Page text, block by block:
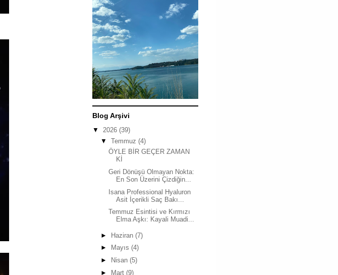
Blog Arşivi
▼ 2026 (39)
▼ Temmuz (4)
ÖYLE BİR GEÇER ZAMAN
Kİ
Geri Dönüşü Olmayan Nokta:
En Son Üzerini Çizdiğin...
Isana Professional Hyaluron
Asit İçerikli Saç Bakı...
Temmuz Esintisi ve Kırmızı
Elma Aşkı: Kayali Muadi...
► Haziran (7)
►
Mayıs (4)
►
Nisan (5)
►
Mart (9)